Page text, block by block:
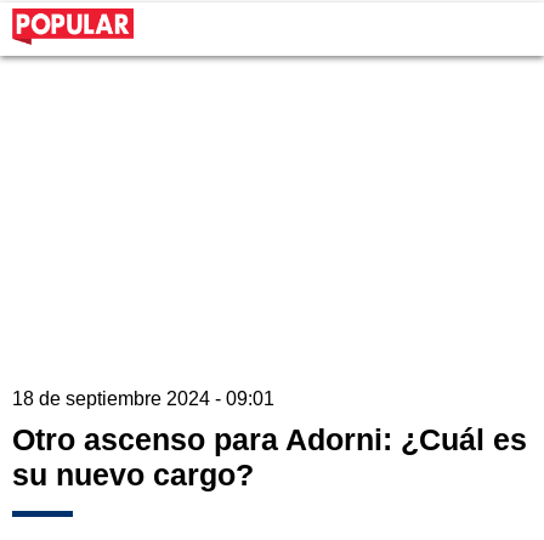
18 de septiembre 2024 - 09:01
Otro ascenso para Adorni: ¿Cuál es
su nuevo cargo?